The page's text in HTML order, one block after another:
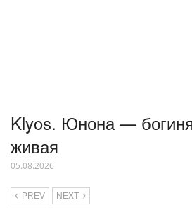
Klyos. Юнона —
живая
05.08.2026
PREV NEXT